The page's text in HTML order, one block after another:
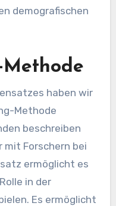
demografischen
Methode
haben wir
Methode
beschreiben
mit Forschern bei
ermöglicht es
in der
Es ermöglicht